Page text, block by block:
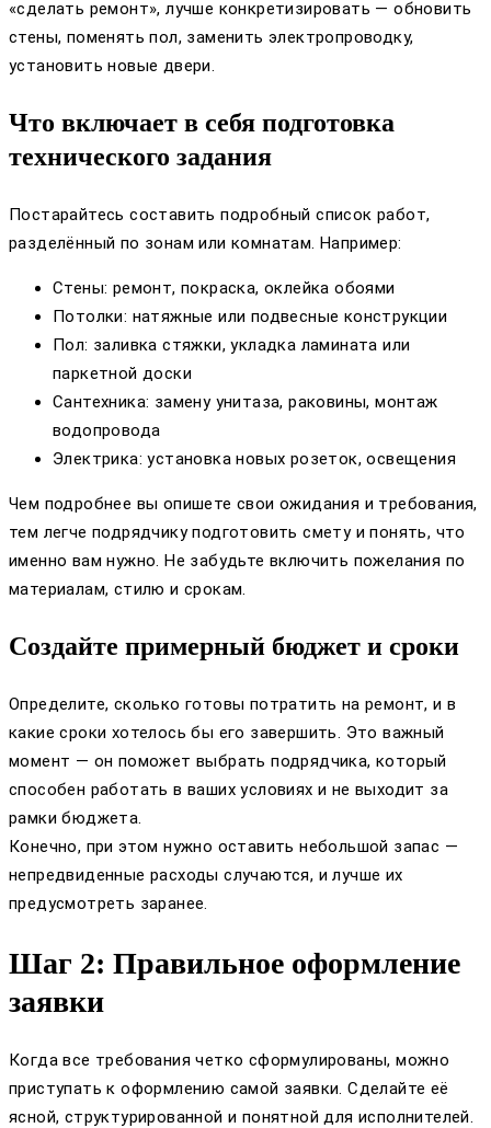
«сделать ремонт», лучше конкретизировать — обновить
стены, поменять пол, заменить электропроводку,
установить новые двери.
Что включает в себя подготовка
технического задания
Постарайтесь составить подробный список работ,
разделённый по зонам или комнатам. Например:
Стены: ремонт, покраска, оклейка обоями
Потолки: натяжные или подвесные конструкции
Пол: заливка стяжки, укладка ламината или
паркетной доски
Сантехника: замену унитаза, раковины, монтаж
водопровода
Электрика: установка новых розеток, освещения
Чем подробнее вы опишете свои ожидания и требования,
тем легче подрядчику подготовить смету и понять, что
именно вам нужно. Не забудьте включить пожелания по
материалам, стилю и срокам.
Создайте примерный бюджет и сроки
Определите, сколько готовы потратить на ремонт, и в
какие сроки хотелось бы его завершить. Это важный
момент — он поможет выбрать подрядчика, который
способен работать в ваших условиях и не выходит за
рамки бюджета.
Конечно, при этом нужно оставить небольшой запас —
непредвиденные расходы случаются, и лучше их
предусмотреть заранее.
Шаг 2: Правильное оформление
заявки
Когда все требования четко сформулированы, можно
приступать к оформлению самой заявки. Сделайте её
ясной, структурированной и понятной для исполнителей.